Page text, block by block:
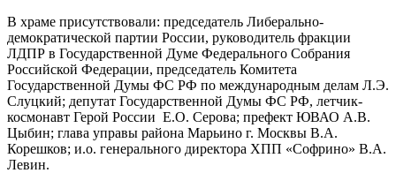
В храме присутствовали: председатель Либерально-
демократической партии России, руководитель фракции
ЛДПР в Государственной Думе Федерального Собрания
Российской Федерации, председатель Комитета
Государственной Думы ФС РФ по международным делам Л.Э.
Слуцкий; депутат Государственной Думы ФС РФ, летчик-
космонавт Герой России Е.О. Серова; префект ЮВАО А.В.
Цыбин; глава управы района Марьино г. Москвы В.А.
Корешков; и.о. генерального директора ХПП «Софрино» В.А.
Левин.